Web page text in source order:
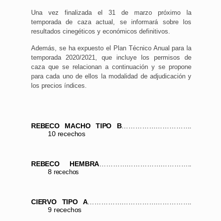
Una vez finalizada el 31 de marzo próximo la
temporada de caza actual, se informará sobre los
resultados cinegéticos y económicos definitivos.
Además, se ha expuesto el Plan Técnico Anual para la
temporada 2020/2021, que incluye los permisos de
caza que se relacionan a continuación y se propone
para cada uno de ellos la modalidad de adjudicación y
los precios índices.
REBECO MACHO TIPO B………………………….
10 recechos
REBECO HEMBRA
8 recechos
CIERVO TIPO A……………………………………….
9 recechos